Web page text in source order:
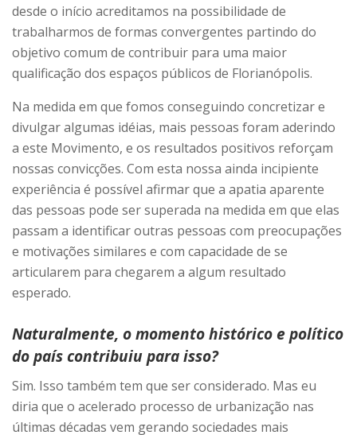
desde o início acreditamos na possibilidade de
trabalharmos de formas convergentes partindo do
objetivo comum de contribuir para uma maior
qualificação dos espaços públicos de Florianópolis.
Na medida em que fomos conseguindo concretizar e
divulgar algumas idéias, mais pessoas foram aderindo
a este Movimento, e os resultados positivos reforçam
nossas convicções. Com esta nossa ainda incipiente
experiência é possível afirmar que a apatia aparente
das pessoas pode ser superada na medida em que elas
passam a identificar outras pessoas com preocupações
e motivações similares e com capacidade de se
articularem para chegarem a algum resultado
esperado.
Naturalmente, o momento histórico e político
do país contribuiu para isso?
Sim. Isso também tem que ser considerado. Mas eu
diria que o acelerado processo de urbanização nas
últimas décadas vem gerando sociedades mais